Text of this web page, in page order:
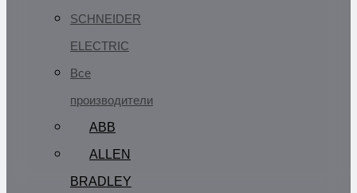
SCHNEIDER
ELECTRIC
Все
производители
ABB
ALLEN
BRADLEY